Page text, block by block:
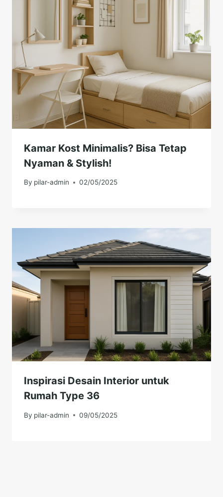
Kamar Kost Minimalis? Bisa Tetap
Nyaman & Stylish!
By pilar-admin 02/05/2025
Inspirasi Desain Interior untuk
Rumah Type 36
By pilar-admin 09/05/2025